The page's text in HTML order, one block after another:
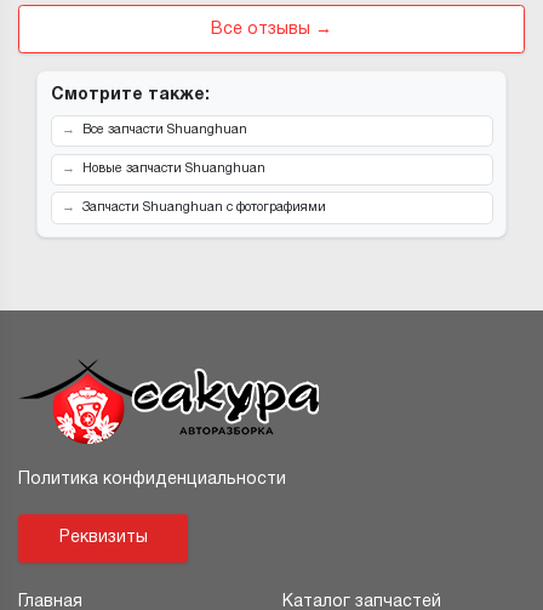
Все отзывы →
Смотрите также:
Все запчасти Shuanghuan
Новые запчасти Shuanghuan
Запчасти Shuanghuan с фотографиями
Политика конфиденциальности
Реквизиты
Главная Каталог запчастей